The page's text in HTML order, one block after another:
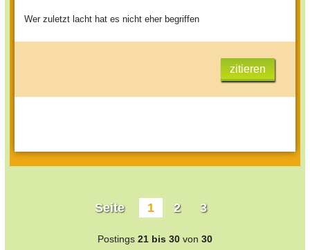
Wer zuletzt lacht hat es nicht eher begriffen
zitieren
Seite 1 2 3
Postings 21 bis 30 von 30